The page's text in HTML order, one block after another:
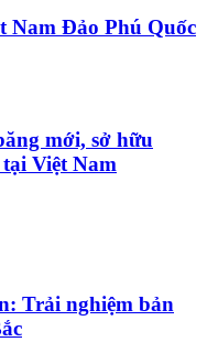
Nam Đảo Phú Quốc
mới, sở hữu
Việt Nam
Trải nghiệm bản